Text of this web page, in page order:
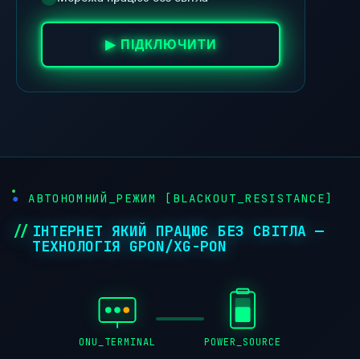
▶ ПІДКЛЮЧИТИ
АВТОНОМНИЙ_РЕЖИМ [BLACKOUT_RESISTANCE]
ІНТЕРНЕТ ЯКИЙ ПРАЦЮЄ БЕЗ СВІТЛА —
ТЕХНОЛОГІЯ GPON/XG-PON
ONU_TERMINAL POWER_SOURCE